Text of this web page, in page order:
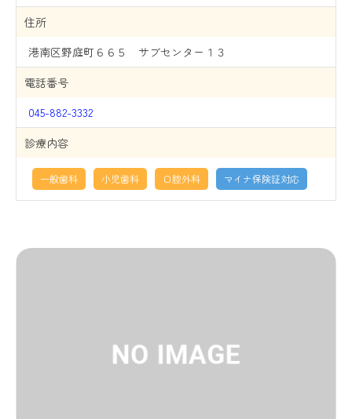
住所
港南区野庭町６６５ サブセンター１３
電話番号
045-882-3332
診療内容
一般歯科 小児歯科 口腔外科 マイナ保険証対応